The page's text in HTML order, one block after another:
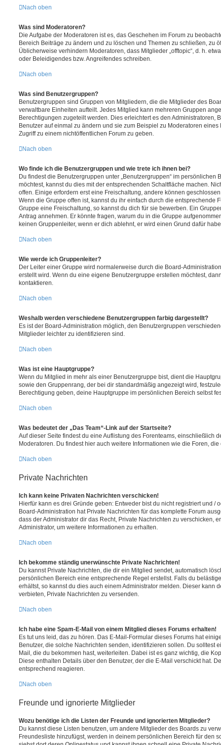
Nach oben
Was sind Moderatoren?
Die Aufgabe der Moderatoren ist es, das Geschehen im Forum zu
Bereich Beiträge zu ändern und zu löschen und Themen zu schließen, zu
Üblicherweise verhindern Moderatoren, dass Mitglieder „offtopic“, d. h.
oder Beleidigendes bzw. Angreifendes schreiben.
Nach oben
Was sind Benutzergruppen?
Benutzergruppen sind Gruppen von Mitgliedern, die die Mitglieder des
verwaltbare Einheiten aufteilt. Jedes Mitglied kann mehreren Gruppen
Berechtigungen zugeteilt werden. Dies erleichtert es den Administratoren,
Benutzer auf einmal zu ändern und sie zum Beispiel zu Moderatoren
Zugriff zu einem nichtöffentlichen Forum zu geben.
Nach oben
Wo finde ich die Benutzergruppen und wie trete ich ihnen bei?
Du findest die Benutzergruppen unter „Benutzergruppen“ im persönlichen
möchtest, kannst du dies mit der entsprechenden Schaltfläche machen.
offen. Einige erfordern erst eine Freischaltung, andere können
Wenn die Gruppe offen ist, kannst du ihr einfach durch die entsprechende
Gruppe eine Freischaltung, so kannst du dich für sie bewerben. Ein
Antrag annehmen. Er könnte fragen, warum du in die Gruppe
keinen Gruppenleiter, wenn er dich ablehnt, er wird einen Grund dafür
Nach oben
Wie werde ich Gruppenleiter?
Der Leiter einer Gruppe wird normalerweise durch die Board-
erstellt wird. Wenn du eine eigene Benutzergruppe erstellen möchtest,
kontaktieren.
Nach oben
Weshalb werden verschiedene Benutzergruppen farbig dargestellt?
Es ist der Board-Administration möglich, den Benutzergruppen
Mitglieder leichter zu identifizieren sind.
Nach oben
Was ist eine Hauptgruppe?
Wenn du Mitglied in mehr als einer Benutzergruppe bist, dient die
sowie den Gruppenrang, der bei dir standardmäßig angezeigt wird,
Berechtigung geben, deine Hauptgruppe im persönlichen Bereich selbst
Nach oben
Was bedeutet der „Das Team“-Link auf der Startseite?
Auf dieser Seite findest du eine Auflistung des Forenteams, einschließlich
Moderatoren. Du findest hier auch weitere Informationen wie die Foren,
Nach oben
Private Nachrichten
Ich kann keine Privaten Nachrichten verschicken!
Hierfür kann es drei Gründe geben: Entweder bist du nicht registriert und /
Board-Administration hat Private Nachrichten für das komplette Forum
dass der Administrator dir das Recht, Private Nachrichten zu verschicken,
Administrator, um weitere Informationen zu erhalten.
Nach oben
Ich bekomme ständig unerwünschte Private Nachrichten!
Du kannst Private Nachrichten, die dir ein Mitglied sendet, automatisch
persönlichen Bereich eine entsprechende Regel erstellst. Falls du
erhältst, so kannst du dies auch einem Administrator melden. Dieser kann
verbieten, Private Nachrichten zu versenden.
Nach oben
Ich habe eine Spam-E-Mail von einem Mitglied dieses Forums erhalten!
Es tut uns leid, das zu hören. Das E-Mail-Formular dieses Forums hat
Benutzer, die solche Nachrichten senden, identifizieren sollen. Du solltest
Mail, die du bekommen hast, weiterleiten. Dabei ist es ganz wichtig, die
Diese enthalten Details über den Benutzer, der die E-Mail verschickt hat.
entsprechend reagieren.
Nach oben
Freunde und ignorierte Mitglieder
Wozu benötige ich die Listen der Freunde und ignorierten Mitglieder?
Du kannst diese Listen benutzen, um andere Mitglieder des Boards zu
Freundesliste hinzufügst, werden in deinem persönlichen Bereich für den